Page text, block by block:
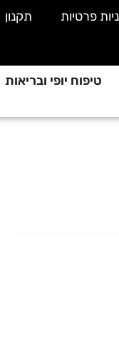
פרטיות תקנון
טיפוח יופי ובריאות